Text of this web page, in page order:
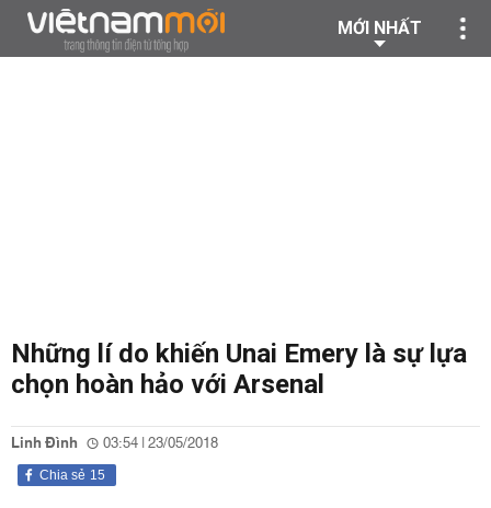
MỚI NHẤT
Những lí do khiến Unai Emery là sự lựa
chọn hoàn hảo với Arsenal
Linh Đình 03:54 | 23/05/2018
15
Chia sẻ